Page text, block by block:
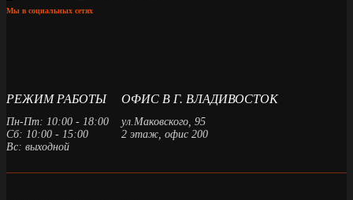
Мы в социальных сетях
РЕЖИМ РАБОТЫ
Пн-Пт: 10:00 - 18:00
Сб: 10:00 - 15:00
Вс: выходной
ОФИС В Г. ВЛАДИВОСТОК
ул.Маковского, 95
2 этаж, офис 200